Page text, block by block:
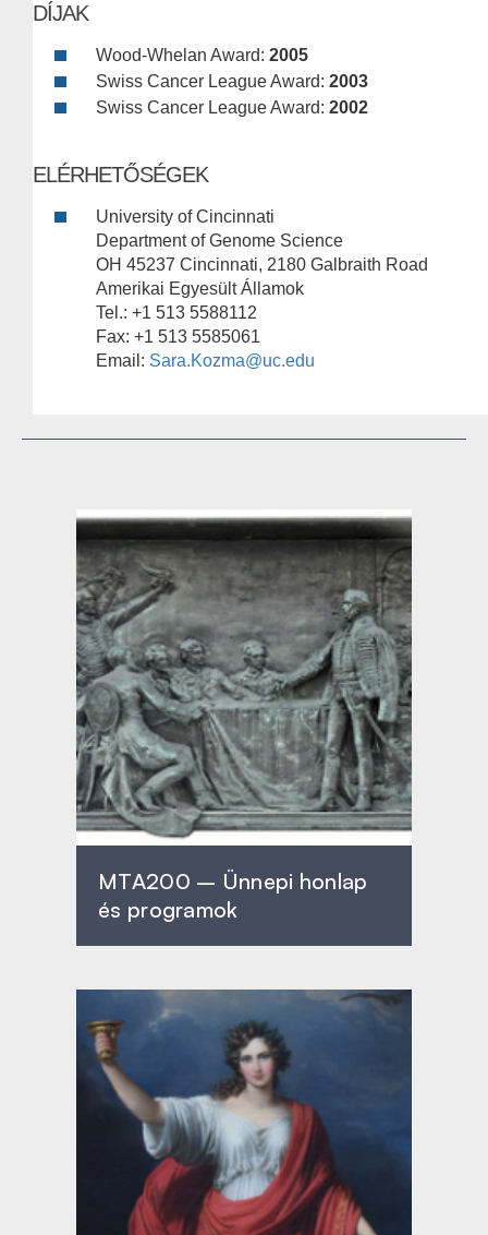
DÍJAK
Wood-Whelan Award: 2005
Swiss Cancer League Award: 2003
Swiss Cancer League Award: 2002
ELÉRHETŐSÉGEK
University of Cincinnati
Department of Genome Science
OH 45237 Cincinnati, 2180 Galbraith Road
Amerikai Egyesült Államok
Tel.: +1 513 5588112
Fax: +1 513 5585061
Email: Sara.Kozma@uc.edu
MTA200 – Ünnepi honlap
és programok